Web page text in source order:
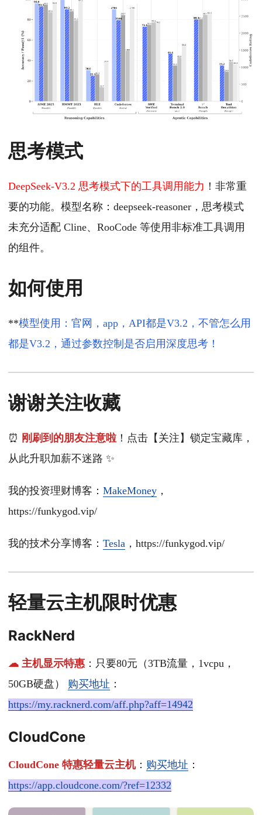
思考模式
DeepSeek-V3.2 思考模式下的工具调用能力 ！非常重
要的功能。模型名称：deepseek-reasoner，思考模式
未充分适配 Cline、RooCode 等使用非标准工具调用
的组件。
如何使用
**模型使用：官网，app，API都是V3.2，不管怎么用
都是V3.2，通过参数控制是否启用深度思考！
谢谢关注收藏
⏰ 刚刷到的朋友注意啦 ！点击【关注】锁定宝藏库，
从此升职加薪不迷路 ✨
我的投资理财博客： MakeMoney ，
https://funkygod.vip/
我的技术分享博客： Tesla ，https://funkygod.vip/
轻量云主机限时优惠
RackNerd
☁ 主机显示特惠 ：只要80元（3TB流量，1vcpu，
50GB硬盘） 购买地址 ：
https://my.racknerd.com/aff.php?aff=14942
CloudCone
CloudCone 特惠轻量云主机： 购买地址 ：
https://app.cloudcone.com/?ref=12332